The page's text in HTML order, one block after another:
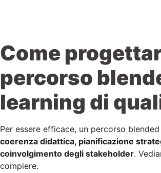
Come
percorso
learning di
Per essere efficace, un percorso
coerenza didattica, pianificazione
coinvolgimento degli stakeholder.
compiere.